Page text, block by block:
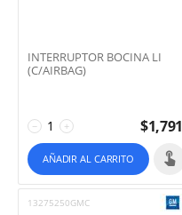
INTERRUPTOR BOCINA LI
(C/AIRBAG)
+
− $1,791
AÑADIR AL CARRITO
13275250GMC